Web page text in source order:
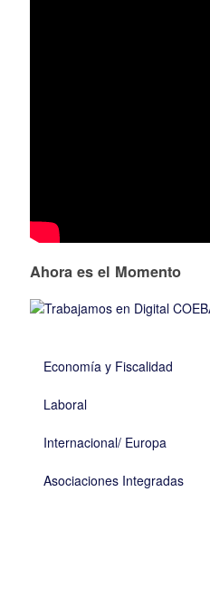
Ahora es el Momento
Economía y Fiscalidad
Laboral
Internacional/ Europa
Asociaciones Integradas